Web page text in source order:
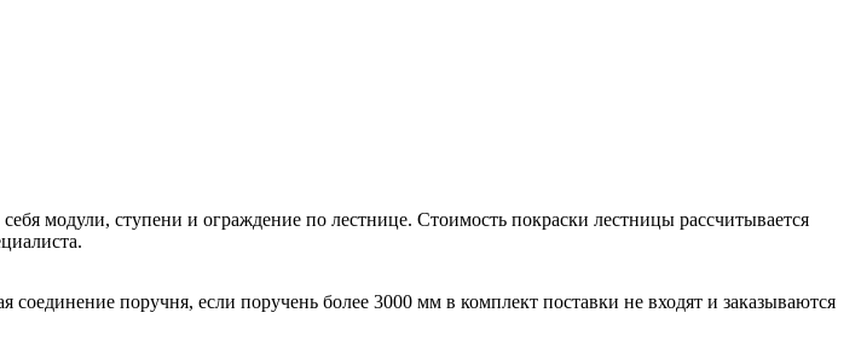
модули, ступени и ограждение по лестнице. Стоимость покраски лестницы рассчитывается
поручня, если поручень более 3000 мм в комплект поставки не входят и заказываются